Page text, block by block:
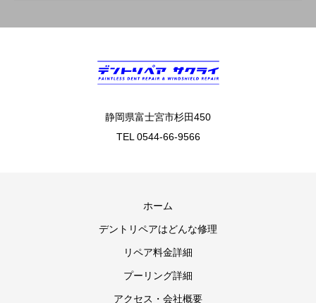
静岡県富士宮市杉田450
TEL 0544-66-9566
ホーム
デントリペアはどんな修理
リペア料金詳細
プーリング詳細
アクセス・会社概要